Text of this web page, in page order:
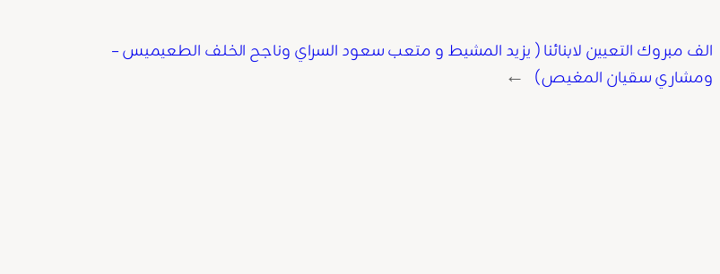
الف مبروك التعيين لابنائنا ( يزيد المشيط و متعب سعود السراي وناجح الخلف الطعيميس –
ومشاري سقيان المغيص) →